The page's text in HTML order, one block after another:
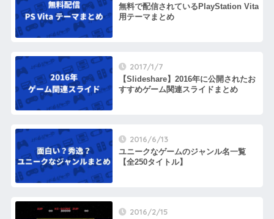
無料で配信されているPlayStation Vita
用テーマまとめ
2017/1/7
【Slideshare】2016年に公開されたお
すすめゲーム関連スライドまとめ
2016/6/13
ユニークなゲームのジャンル名一覧
【全250タイトル】
2016/2/15